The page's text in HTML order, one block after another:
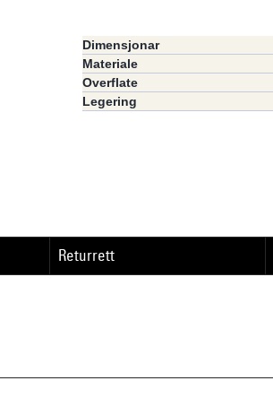
Dimensjonar
Materiale
Overflate
Legering
Returrett